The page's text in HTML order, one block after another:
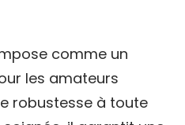
comme un
les amateurs
robustesse à toute